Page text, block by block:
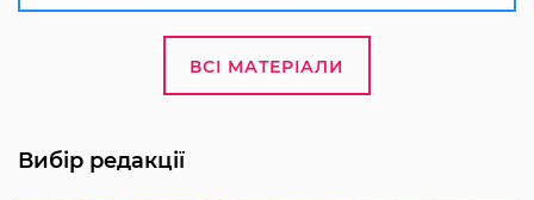
ВСІ МАТЕРІАЛИ
Вибір редакції